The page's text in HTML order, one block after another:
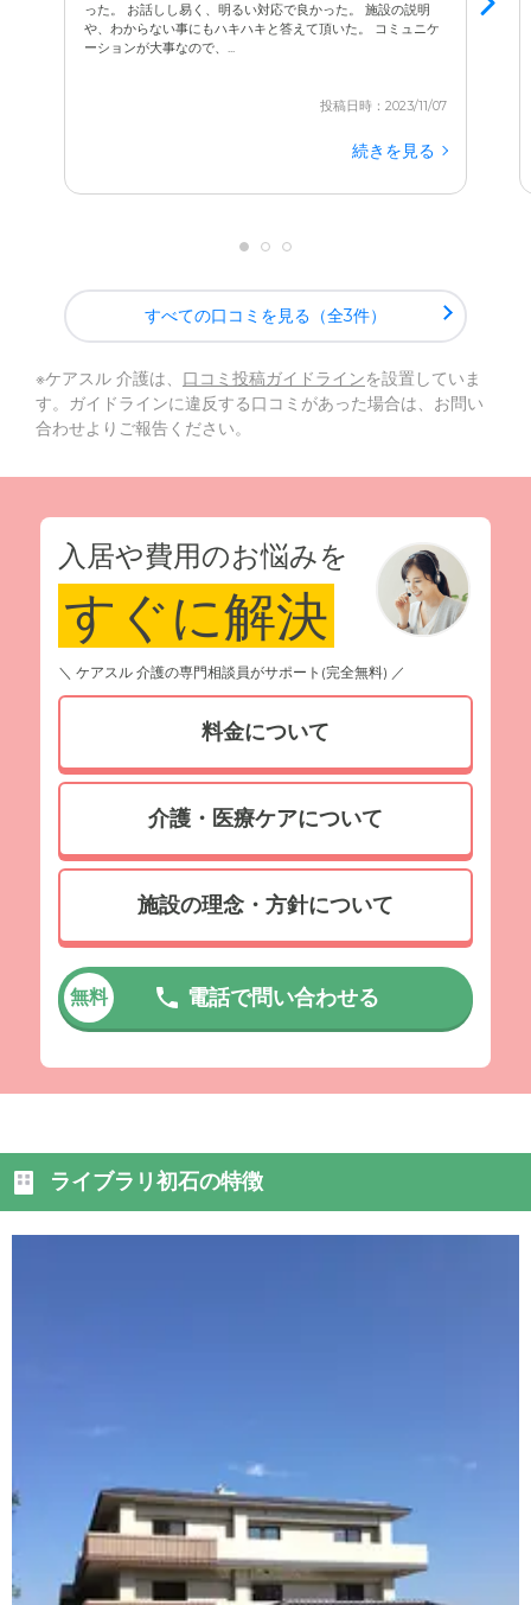
った。 お話しし易く、明るい対応で良かった。 施設の説明
や、わからない事にもハキハキと答えて頂いた。 コミュニケ
ーションが大事なので、...
投稿日時：2023/11/07
続きを見る
すべての口コミを見る（全3件）
※ケアスル 介護は、 口コミ投稿ガイドラインを設置していま
す。ガイドラインに違反する口コミがあった場合は、お問い
合わせよりご報告ください。
入居や費用のお悩みを
すぐに解決
＼ ケアスル 介護の専門相談員がサポート(完全無料) ／
料金について
介護・医療ケアについて
施設の理念・方針について
無料 電話で問い合わせる
ライブラリ初石の特徴